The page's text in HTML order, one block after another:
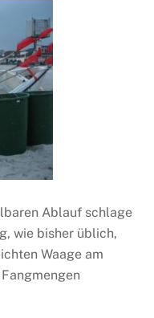
Ablauf schlage
wie bisher üblich,
Waage am